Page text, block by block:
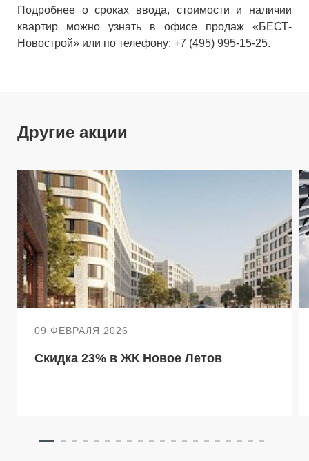
Подробнее о сроках ввода, стоимости и наличии
квартир можно узнать в офисе продаж «БЕСТ-
Новострой» или по телефону: +7 (495) 995-15-25.
Другие акции
09 ФЕВРАЛЯ 2026
Скидка 23% в ЖК Новое Летов